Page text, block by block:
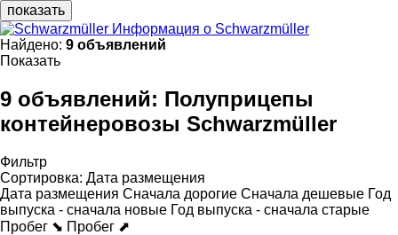
показать
Информация о Schwarzmüller
Найдено: 9 объявлений
Показать
9 объявлений: Полуприцепы
контейнеровозы Schwarzmüller
Фильтр
Сортировка: Дата размещения
Дата размещения Сначала дорогие Сначала дешевые Год
выпуска - сначала новые Год выпуска - сначала старые
Пробег ⬊ Пробег ⬈